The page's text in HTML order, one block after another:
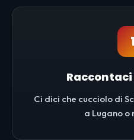
Ci dici che cucciolo di
a Lugano o